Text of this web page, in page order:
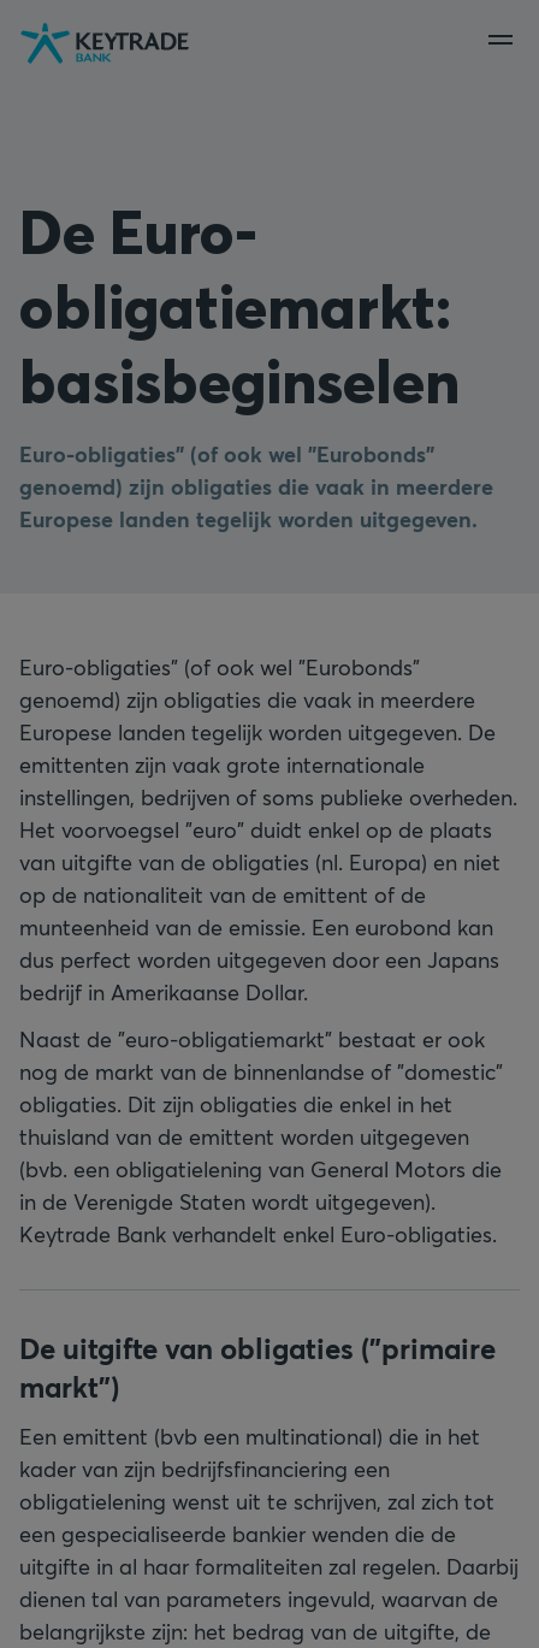
Naar
navigatie
Naar
aanmelden
Naar
inhoud
De Euro-
obligatiemarkt:
basisbeginselen
Euro-obligaties" (of ook wel "Eurobonds"
genoemd) zijn obligaties die vaak in meerdere
Europese landen tegelijk worden uitgegeven.
Euro-obligaties" (of ook wel "Eurobonds"
genoemd) zijn obligaties die vaak in meerdere
Europese landen tegelijk worden uitgegeven. De
emittenten zijn vaak grote internationale
instellingen, bedrijven of soms publieke overheden.
Het voorvoegsel "euro" duidt enkel op de plaats
van uitgifte van de obligaties (nl. Europa) en niet
op de nationaliteit van de emittent of de
munteenheid van de emissie. Een eurobond kan
dus perfect worden uitgegeven door een Japans
bedrijf in Amerikaanse Dollar.
Naast de "euro-obligatiemarkt" bestaat er ook
nog de markt van de binnenlandse of "domestic"
obligaties. Dit zijn obligaties die enkel in het
thuisland van de emittent worden uitgegeven
(bvb. een obligatielening van General Motors die
in de Verenigde Staten wordt uitgegeven).
Keytrade Bank verhandelt enkel Euro-obligaties.
De uitgifte van obligaties ("primaire
markt")
Een emittent (bvb een multinational) die in het
kader van zijn bedrijfsfinanciering een
obligatielening wenst uit te schrijven, zal zich tot
een gespecialiseerde bankier wenden die de
uitgifte in al haar formaliteiten zal regelen. Daarbij
dienen tal van parameters ingevuld, waarvan de
belangrijkste zijn: het bedrag van de uitgifte, de